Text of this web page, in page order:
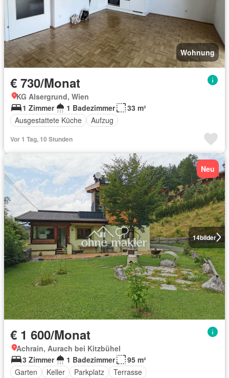
Wohnung
€ 730/Monat
KG Alsergrund, Wien
1 Zimmer
1 Badezimmer
33 m²
Ausgestattete Küche
Aufzug
Vor 1 Tag, 10 Stunden
14bilder
Neu
€ 1 600/Monat
Achrain, Aurach bei Kitzbühel
3 Zimmer
1 Badezimmer
95 m²
Garten
Keller Parkplatz Terrasse